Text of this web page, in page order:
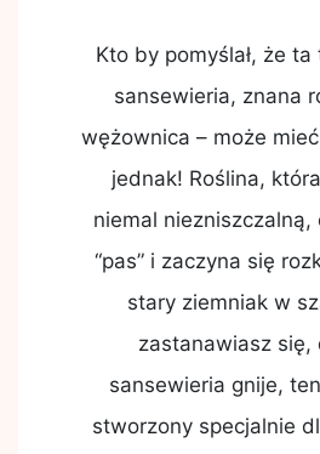
Kto by pomyślał, że
sansewieria, znana
wężownica – może
jednak! Roślina,
niemal niezniszczalną,
“pas” i zaczyna się
stary ziemniak w
zastanawiasz się,
sansewieria gnije,
stworzony specjalnie